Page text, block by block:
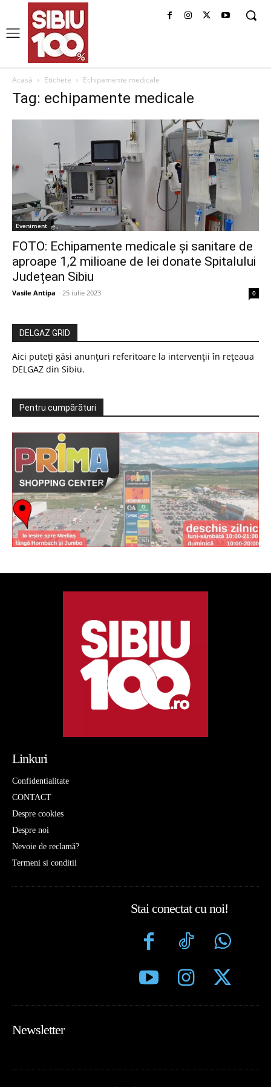
Acasă Etichete Echipamente medicale
Tag: echipamente medicale
Eveniment
FOTO: Echipamente medicale și sanitare de
aproape 1,2 milioane de lei donate Spitalului
Județean Sibiu
Vasile Antipa - 25 iulie 2023 0
DELGAZ GRID
Aici puteți găsi anunțuri referitoare la intervenții în rețeaua
DELGAZ din Sibiu.
Pentru cumpărături
Linkuri
Confidentialitate
CONTACT
Despre cookies
Despre noi
Nevoie de reclamă?
Termeni si conditii
Stai conectat cu noi!
Newsletter